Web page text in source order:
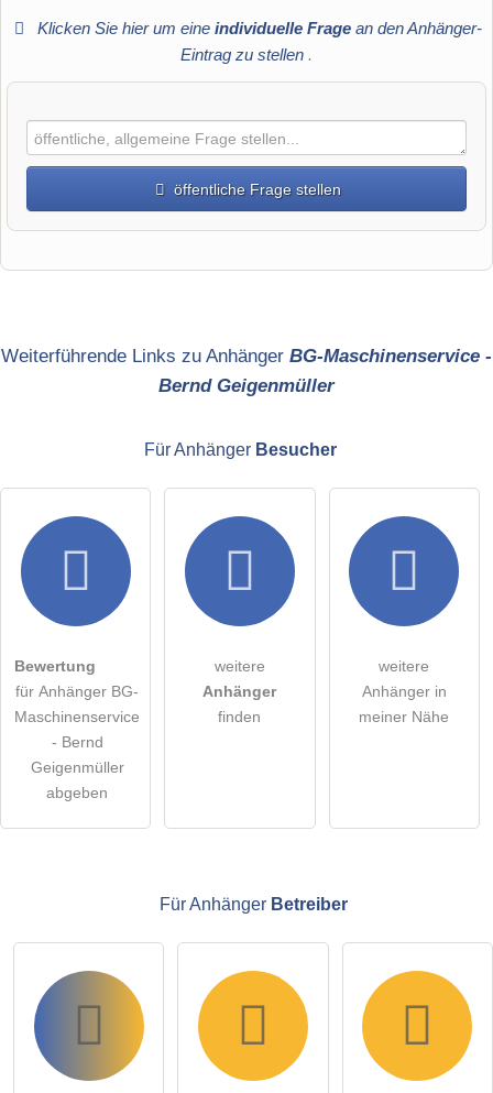
Klicken Sie hier um eine individuelle Fragean den Anhänger-
Eintrag zu stellen .
öffentliche Frage stellen
Hiermit akzeptiere ich die .
Die Datenschutzerklärunghabe ich zur Kenntnis genommen.
Hinweis:Bitte beachten Sie, öffentliche Fragen sind
für alle
Klicken Sie hier um eine
Anhänger-Eintrag zu stellen
Weiterführende Links zu Anhänger BG-Maschinenservice -
Bernd Geigenmüller
Für Anhänger Besucher
Bewertung
für Anhänger BG-
Maschinenservice
- Bernd
Geigenmüller
abgeben
weitere
Anhänger
finden
weitere
Anhänger in
meiner Nähe
Für Anhänger Betreiber